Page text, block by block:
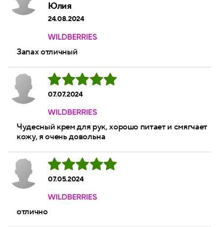
Юлия
24.08.2024
Запах отличный
07.07.2024
Чудесный крем для рук, хорошо питает и смягчает
кожу, я очень довольна
07.05.2024
отлично